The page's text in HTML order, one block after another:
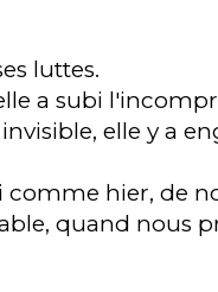
luttes.
a subi
elle y a
comme hier, de
quand nous